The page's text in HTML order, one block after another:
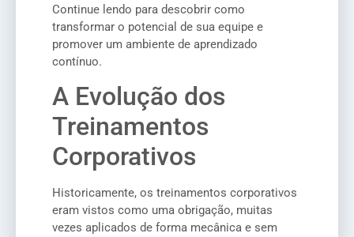
Continue lendo para descobrir como
transformar o potencial de sua equipe e
promover um ambiente de aprendizado
contínuo.
A Evolução dos
Treinamentos
Corporativos
Historicamente, os treinamentos corporativos
eram vistos como uma obrigação, muitas
vezes aplicados de forma mecânica e sem